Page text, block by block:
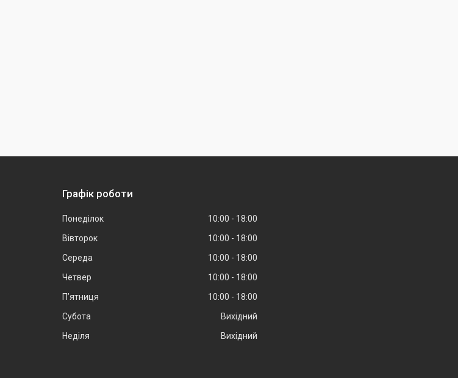
Графік роботи
Понеділок 10:00
18:00
Вівторок
10:00
18:00
Середа
10:00
18:00
Четвер
10:00
18:00
Пʼятниця
10:00
18:00
Субота
Вихідний
Неділя
Вихідний